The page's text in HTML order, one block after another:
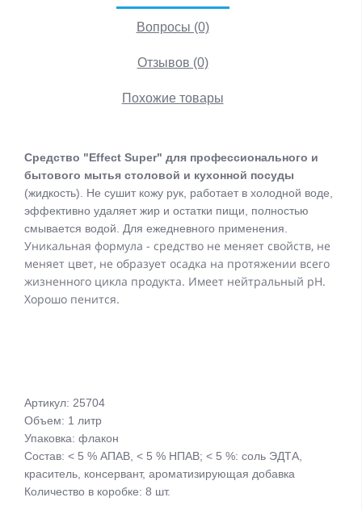
Вопросы (0)
Отзывов (0)
Похожие товары
Средство "Effect Super" для профессионального и
бытового мытья столовой и кухонной посуды
(жидкость). Не сушит кожу рук, работает в холодной воде,
эффективно удаляет жир и остатки пищи, полностью
смывается водой. Для ежедневного применения.
Уникальная формула - средство не меняет свойств, не
меняет цвет, не образует осадка на протяжении всего
жизненного цикла продукта. Имеет нейтральный рН.
Хорошо пенится.
Артикул: 25704
Объем: 1 литр
Упаковка: флакон
Состав: < 5 % АПАВ, < 5 % НПАВ; < 5 %: соль ЭДТА,
краситель, консервант, ароматизирующая добавка
Количество в коробке: 8 шт.